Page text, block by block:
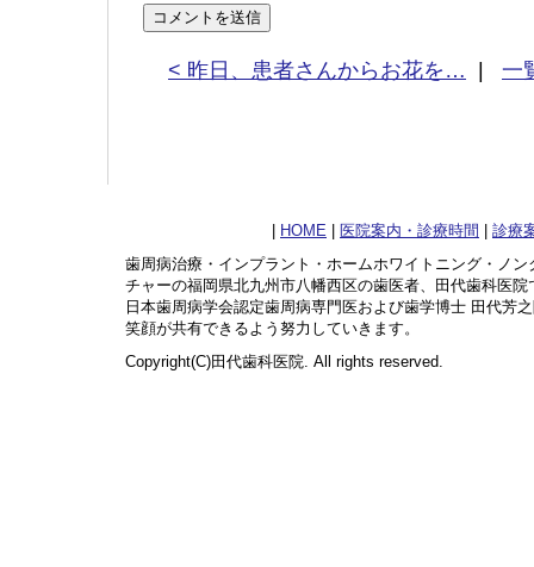
< 昨日、患者さんからお花を… | 一
HOME 医院案内・診療時間
診療
歯周病治療・インプラント・ホームホワイトニング・ノン
チャーの福岡県北九州市八幡西区の歯医者、田代歯科医院
日本歯周病学会認定歯周病専門医および歯学博士 田代芳
笑顔が共有できるよう努力していきます。
Copyright(C)田代歯科医院. All rights reserved.